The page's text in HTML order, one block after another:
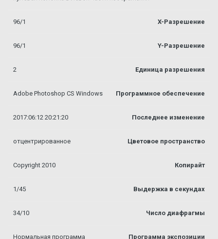
X-Разрешение
96/1
Y-Разрешение
96/1
Единица разрешения
2
Программное обеспечение
Adobe Photoshop CS Windows
Последнее изменение
2017:06:12 20:21:20
Цветовое пространство
отцентрированное
Копирайт
Copyright 2010
Выдержка в секундах
1/45
Число диафрагмы
34/10
Программа экспозиции
Нормальная программа